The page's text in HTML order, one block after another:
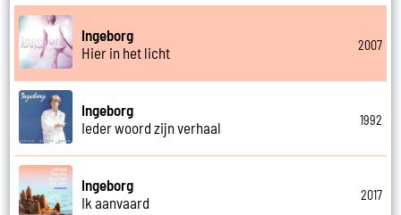
Ingeborg
Hier in het licht
2007
Ingeborg
Ieder woord zijn verhaal
1992
Ingeborg
Ik aanvaard
2017